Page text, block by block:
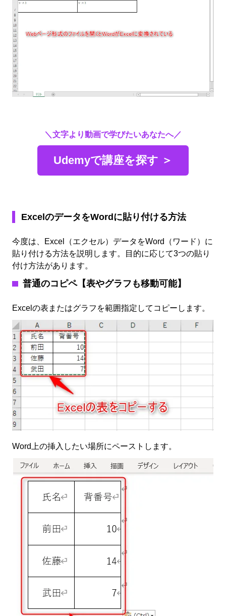
＼文字より動画で学びたいあなたへ／
Udemyで講座を探す ＞
ExcelのデータをWordに貼り付ける方法
今度は、Excel（エクセル）データをWord（ワード）に
貼り付ける方法を説明します。目的に応じて3つの貼り
付け方法があります。
普通のコピペ【表やグラフも移動可能】
Excelの表またはグラフを範囲指定してコピーします。
Word上の挿入したい場所にペーストします。